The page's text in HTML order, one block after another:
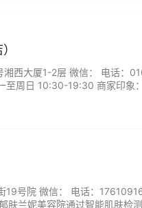
湘西大厦1-2层 微信： 电话
周日 10:30-19:30 商家印象
19号院 微信： 电话：
兰妮美容院通过智能肌肤检